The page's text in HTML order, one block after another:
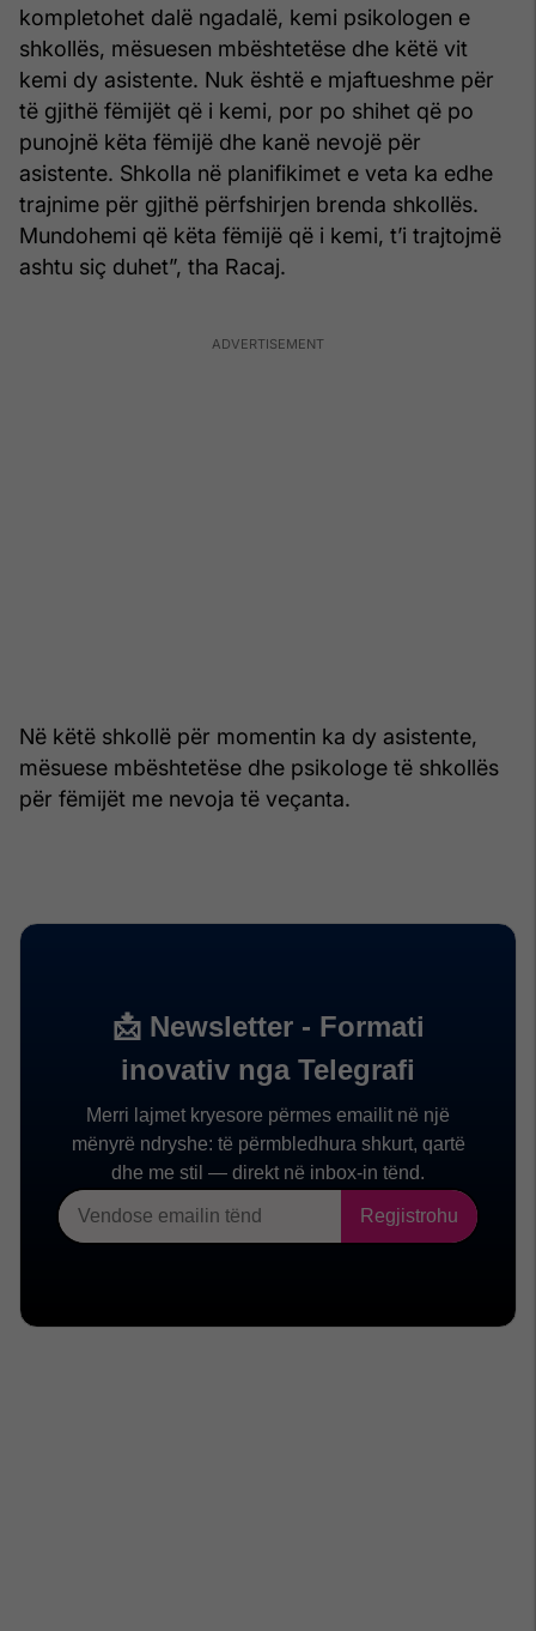
kompletohet dalë ngadalë, kemi psikologen e
shkollës, mësuesen mbështetëse dhe këtë vit
kemi dy asistente. Nuk është e mjaftueshme për
të gjithë fëmijët që i kemi, por po shihet që po
punojnë këta fëmijë dhe kanë nevojë për
asistente. Shkolla në planifikimet e veta ka edhe
trajnime për gjithë përfshirjen brenda shkollës.
Mundohemi që këta fëmijë që i kemi, t’i trajtojmë
ashtu siç duhet”, tha Racaj.
Në këtë shkollë për momentin ka dy asistente,
mësuese mbështetëse dhe psikologe të shkollës
për fëmijët me nevoja të veçanta.